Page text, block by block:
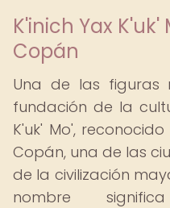
K'inich Yax
Copán
Una de las figuras
fundación de la
K'uk' Mo',
Copán, una de las
de la civilización
nombre